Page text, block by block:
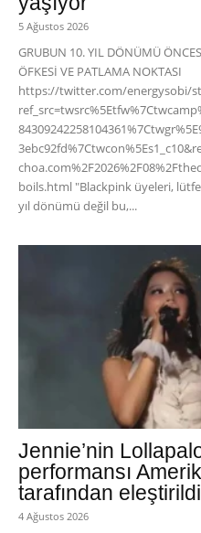
5 Ağustos 2026
GRUBUN 10. YIL DÖNÜMÜ
ÖFKESİ VE PATLAMA NOKTASI
https://twitter.com/energysobi/
boils.html "Blackpink üyeleri,
yıl dönümü değil bu,...
Jennie’nin
performansı
tarafından eleştirildi
4 Ağustos 2026